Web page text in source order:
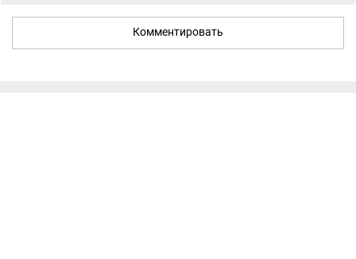
Комментировать